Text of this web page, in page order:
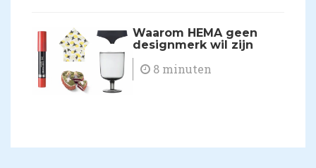
Waarom HEMA geen
designmerk wil zijn
8 minuten